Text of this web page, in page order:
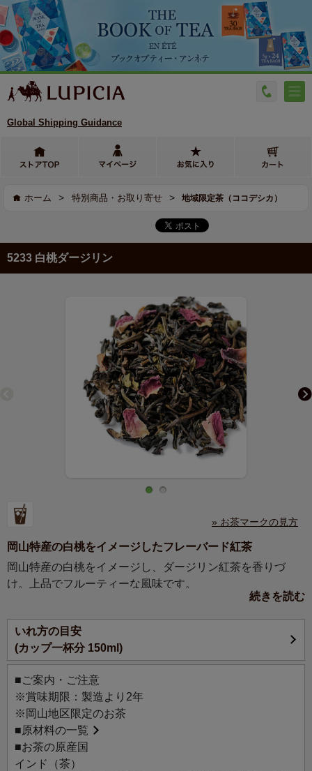
Global Shipping Guidance
ホーム > 特別商品・お取り寄せ > 地域限定茶（ココデシカ）
5233 白桃ダージリン
» お茶マークの見方
岡山特産の白桃をイメージしたフレーバード紅茶
岡山特産の白桃をイメージし、ダージリン紅茶を香りづ
け。上品でフルーティーな風味です。
ベースの茶葉は100％ダージリン紅茶を使用。ダージリンの
さわやかな味わいと白桃の上品な甘い香りが驚くほどにマ
ッチ。ホットはもちろん、夏の暑い時期にはアイスティー
にもぴったりです。
続きを読む
いれ方の目安
(カップ一杯分 150ml)
■ご案内・ご注意
※賞味期限：製造より2年
※岡山地区限定のお茶
■原材料の一覧
■お茶の原産国
インド（茶）